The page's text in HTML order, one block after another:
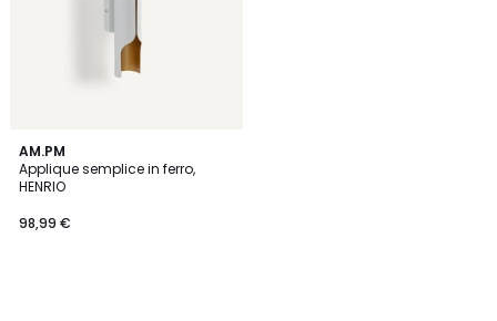
AM.PM
Applique semplice in ferro,
HENRIO
98,99 €